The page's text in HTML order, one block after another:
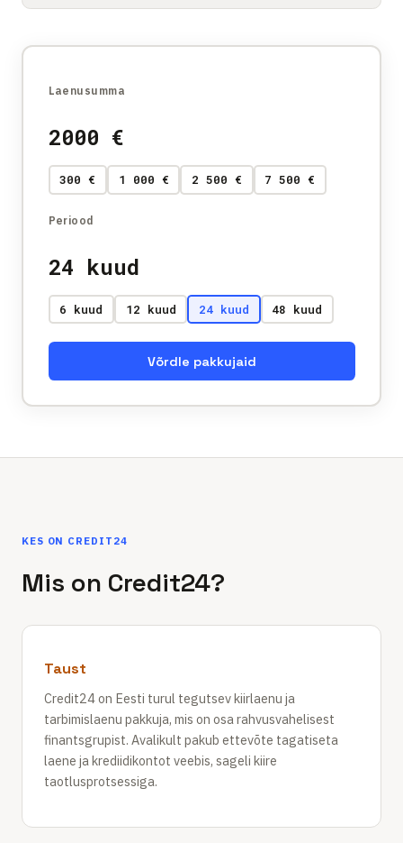
Laenusumma
2000 €
300 € 1 000 € 2 500 € 7 500 €
Periood
24 kuud
6 kuud 12 kuud 24 kuud 48 kuud
Võrdle pakkujaid
KES ON CREDIT24
Mis on Credit24?
Taust
Credit24 on Eesti turul tegutsev kiirlaenu ja
tarbimislaenu pakkuja, mis on osa rahvusvahelisest
finantsgrupist. Avalikult pakub ettevõte tagatiseta
laene ja krediidikontot veebis, sageli kiire
taotlusprotsessiga.